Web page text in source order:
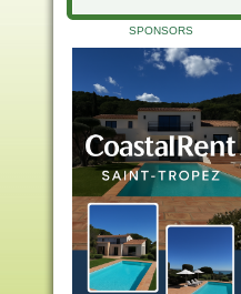
SPONSORS